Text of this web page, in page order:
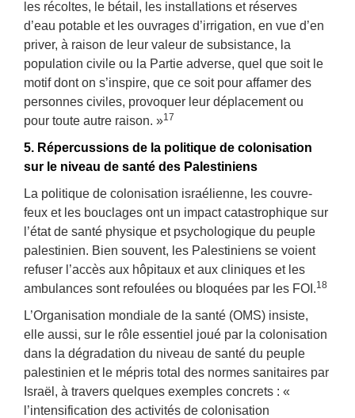
les récoltes, le bétail, les installations et réserves
d’eau potable et les ouvrages d’irrigation, en vue d’en
priver, à raison de leur valeur de subsistance, la
population civile ou la Partie adverse, quel que soit le
motif dont on s’inspire, que ce soit pour affamer des
personnes civiles, provoquer leur déplacement ou
pour toute autre raison. »17
5. Répercussions de la politique de colonisation
sur le niveau de santé des Palestiniens
La politique de colonisation israélienne, les couvre-
feux et les bouclages ont un impact catastrophique sur
l’état de santé physique et psychologique du peuple
palestinien. Bien souvent, les Palestiniens se voient
refuser l’accès aux hôpitaux et aux cliniques et les
ambulances sont refoulées ou bloquées par les FOI.18
L’Organisation mondiale de la santé (OMS) insiste,
elle aussi, sur le rôle essentiel joué par la colonisation
dans la dégradation du niveau de santé du peuple
palestinien et le mépris total des normes sanitaires par
Israël, à travers quelques exemples concrets : «
l’intensification des activités de colonisation